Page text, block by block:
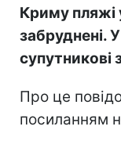
Криму пляжі
забруднені.
супутникові
Про це
посиланням